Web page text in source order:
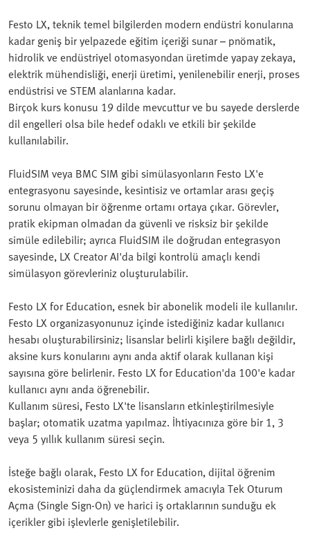
Festo LX, teknik temel bilgilerden modern endüstri konularına
kadar geniş bir yelpazede eğitim içeriği sunar – pnömatik,
hidrolik ve endüstriyel otomasyondan üretimde yapay zekaya,
elektrik mühendisliği, enerji üretimi, yenilenebilir enerji, proses
endüstrisi ve STEM alanlarına kadar.
Birçok kurs konusu 19 dilde mevcuttur ve bu sayede derslerde
dil engelleri olsa bile hedef odaklı ve etkili bir şekilde
kullanılabilir.
FluidSIM veya BMC SIM gibi simülasyonların Festo LX'e
entegrasyonu sayesinde, kesintisiz ve ortamlar arası geçiş
sorunu olmayan bir öğrenme ortamı ortaya çıkar. Görevler,
pratik ekipman olmadan da güvenli ve risksiz bir şekilde
simüle edilebilir; ayrıca FluidSIM ile doğrudan entegrasyon
sayesinde, LX Creator AI'da bilgi kontrolü amaçlı kendi
simülasyon görevleriniz oluşturulabilir.
Festo LX for Education, esnek bir abonelik modeli ile kullanılır.
Festo LX organizasyonunuz içinde istediğiniz kadar kullanıcı
hesabı oluşturabilirsiniz; lisanslar belirli kişilere bağlı değildir,
aksine kurs konularını aynı anda aktif olarak kullanan kişi
sayısına göre belirlenir. Festo LX for Education'da 100'e kadar
kullanıcı aynı anda öğrenebilir.
Kullanım süresi, Festo LX'te lisansların etkinleştirilmesiyle
başlar; otomatik uzatma yapılmaz. İhtiyacınıza göre bir 1, 3
veya 5 yıllık kullanım süresi seçin.
İsteğe bağlı olarak, Festo LX for Education, dijital öğrenim
ekosisteminizi daha da güçlendirmek amacıyla Tek Oturum
Açma (Single Sign-On) ve harici iş ortaklarının sunduğu ek
içerikler gibi işlevlerle genişletilebilir.